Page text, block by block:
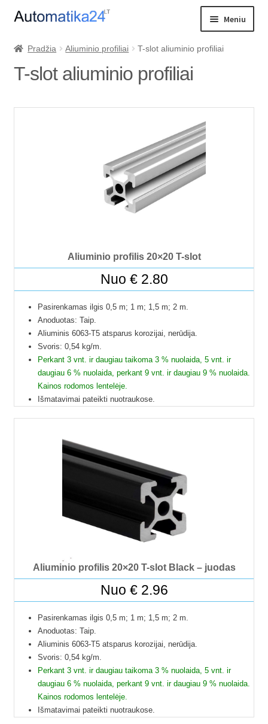
Pereiti
meniu
Pereiti
turinio
Meniu
PREKIŲ KATALOGAS
Katilo valdikliai
Termostatai siurbliams
Grindinis šildymas
Cirkuliaciniai siurbliai
Elektriniai įrankiai
Aliuminio profiliai
V-slot aliuminio profiliai
T-slot aliuminio profiliai
Stačiakampiai aliuminio profiliai
Priedai aliuminio profiliams
Temperatūros reguliatoriai
Varikliai, motoreduktoriai
Inverteriai
Valdikliai saulės kolektoriams
Pradžia Aliuminio profiliai T-slot aliuminio profiliai
T-slot aliuminio profiliai
Aliuminio profilis 20×20 T-slot
Nuo €2.80
Pasirenkamas ilgis 0,5 m; 1 m; 1,5 m; 2 m.
Anoduotas: Taip.
Aliuminis 6063-T5 atsparus korozijai, nerūdija.
Svoris: 0,54 kg/m.
Perkant 3 vnt. ir daugiau taikoma 3 % nuolaida, 5 vnt. ir
daugiau 6 % nuolaida, perkant 9 vnt. ir daugiau 9 % nuolaida.
Kainos rodomos lentelėje.
Išmatavimai pateikti nuotraukose.
profiliai į paštomatus netelpa, todėl juos galime pristatyti
tik jūsų nurodytu adresu.
Profilių Ilgis gali būti su 1 mm paklaida.
Dėl klausimų ir užsakymų kitokių ilgių profilių galite kreiptis
Kad matytumėte kainą pasirinkite ilgį.
Aliuminio profilis 20×20 T-slot Black – juodas
Nuo €2.96
Pasirenkamas ilgis 0,5 m; 1 m; 1,5 m; 2 m.
Anoduotas: Taip.
Aliuminis 6063-T5 atsparus korozijai, nerūdija.
Svoris: 0,54 kg/m.
Perkant 3 vnt. ir daugiau taikoma 3 % nuolaida, 5 vnt. ir
daugiau 6 % nuolaida, perkant 9 vnt. ir daugiau 9 % nuolaida.
Kainos rodomos lentelėje.
Išmatavimai pateikti nuotraukose.